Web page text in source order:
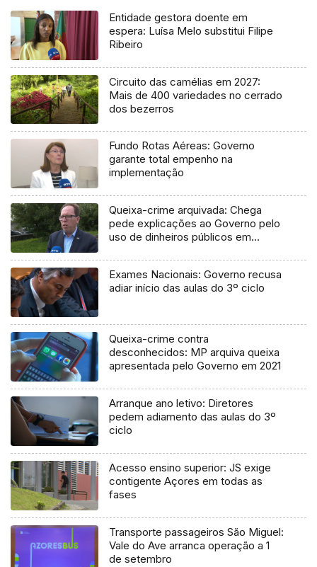
Entidade gestora doente em
espera: Luísa Melo substitui Filipe
Ribeiro
Circuito das camélias em 2027:
Mais de 400 variedades no cerrado
dos bezerros
Fundo Rotas Aéreas: Governo
garante total empenho na
implementação
Queixa-crime arquivada: Chega
pede explicações ao Governo pelo
uso de dinheiros públicos em
Exames Nacionais: Governo recusa
adiar início das aulas do 3º ciclo
Queixa-crime contra
desconhecidos: MP arquiva queixa
apresentada pelo Governo em 2021
Arranque ano letivo: Diretores
pedem adiamento das aulas do 3º
ciclo
Acesso ensino superior: JS exige
contigente Açores em todas as
fases
Transporte passageiros São Miguel:
Vale do Ave arranca operação a 1
de setembro